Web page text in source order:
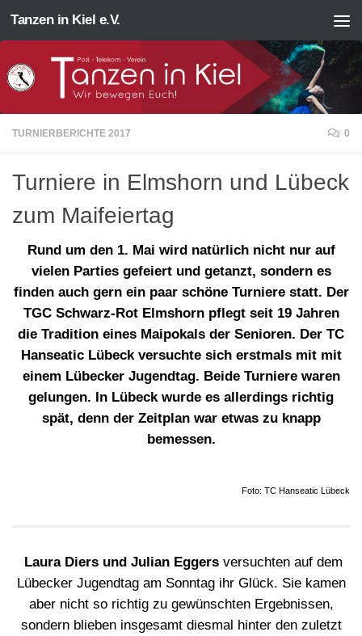
Zum Inhalt springen
Tanzen in Kiel e.V.
TURNIERBERICHTE 2017 0
Turniere in Elmshorn und Lübeck
zum Maifeiertag
Rund um den 1. Mai wird natürlich nicht nur auf
vielen Parties gefeiert und getanzt, sondern es
finden auch gern ein paar schöne Turniere statt. Der
TGC Schwarz-Rot Elmshorn pflegt seit 19 Jahren
die Tradition eines Maipokals der Senioren. Der TC
Hanseatic Lübeck versuchte sich erstmals mit mit
einem Lübecker Jugendtag. Beide Turniere waren
gelungen. In Lübeck wurde es allerdings richtig
spät, denn der Zeitplan war etwas zu knapp
bemessen.
Foto: TC Hanseatic Lübeck
Laura Diers und Julian Eggersversuchten auf dem
Lübecker Jugendtag am Sonntag ihr Glück. Sie kamen
aber nicht so richtig zu gewünschten Ergebnissen,
sondern blieben insgesamt diesmal hinter den zuletzt